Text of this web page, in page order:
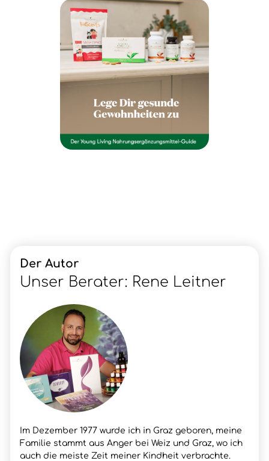
Der Autor
Unser Berater: Rene Leitner
Im Dezember 1977 wurde ich in Graz geboren, meine
Familie stammt aus Anger bei Weiz und Graz, wo ich
auch die meiste Zeit meiner Kindheit verbrachte.